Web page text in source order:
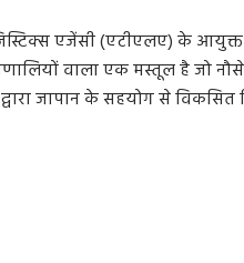
एजेंसी (एटीएलए) के
वाला एक मस्तूल है जो
जापान के सहयोग से